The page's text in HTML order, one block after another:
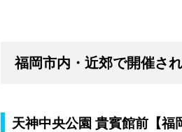
福岡市内・近郊で開催さ
天神中央公園 貴賓館前【福